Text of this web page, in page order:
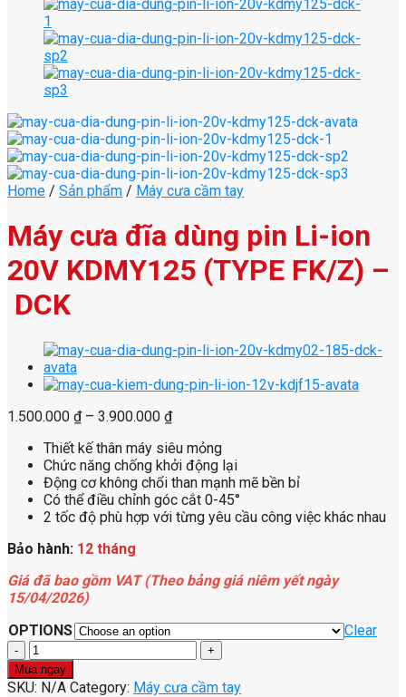
Home / Sản phẩm / Máy cưa cầm tay
Máy cưa đĩa dùng pin Li-ion
20V KDMY125 (TYPE FK/Z) –
DCK
1.500.000 ₫– 3.900.000 ₫
Thiết kế thân máy siêu mỏng
Chức năng chống khởi động lại
Động cơ không chổi than mạnh mẽ bền bỉ
Có thể điều chỉnh góc cắt 0-45°
2 tốc độ phù hợp với từng yêu cầu công việc khác nhau
Bảo hành: 12 tháng
Giá đã bao gồm VAT (Theo bảng giá niêm yết ngày
15/04/2026)
OPTIONS
Clear
Máy
cưa
đĩa
Mua ngay
SKU: N/A Category: Máy cưa cầm tay